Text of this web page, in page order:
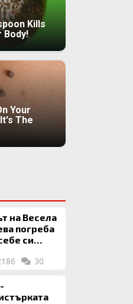
Kills
Body!
Your
The
на Весела
погреба
си
евро
30